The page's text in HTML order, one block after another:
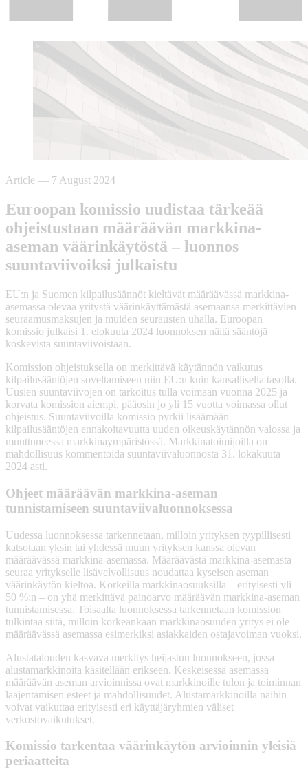
Article — 7 August 2024
Euroopan komissio uudistaa tärkeää
ohjeistustaan määräävän markkina-
aseman väärinkäytöstä – luonnos
suuntaviivoiksi julkaistu
EU:n ja Suomen kilpailusäännöt kieltävät määräävässä markkina-
asemassa olevaa yritystä väärinkäyttämästä asemaansa merkittävien
seuraamusmaksujen ja muiden seurausten uhalla. Euroopan
komissio julkaisi 1. elokuuta 2024 luonnoksen näitä sääntöjä
koskevista suuntaviivoistaan.
Komission ohjeistuksella on merkittävä käytännön vaikutus
kilpailusääntöjen soveltamiseen niin EU:n kuin kansallisella tasolla.
Uusien suuntaviivojen on tarkoitus tulla voimaan vuonna 2025 ja
korvata komission aiempi, pääosin jo yli 15 vuotta voimassa ollut
ohjeistus. Suuntaviivoilla komissio pyrkii lisäämään
kilpailusääntöjen ennakoitavuutta uuden oikeuskäytännön valossa ja
muuttuneessa markkinaympäristössä. Markkinatoimijoilla on
mahdollisuus kommentoida suuntaviivaluonnosta 31. lokakuuta
2024 asti.
Ohjeet määräävän markkina-aseman
tunnistamiseen suuntaviivaluonnoksessa
Uudessa luonnoksessa tarkennetaan, milloin yrityksen tyypillisesti
katsotaan yksin tai yhdessä muun yrityksen kanssa olevan
määräävässä markkina-asemassa. Määräävästä markkina-asemasta
seuraa yritykselle lisävelvollisuus noudattaa kyseisen aseman
väärinkäytön kieltoa. Korkeilla markkinaosuuksilla – erityisesti yli
50 %:n – on yhä merkittävä painoarvo määräävän markkina-aseman
tunnistamisessa. Toisaalta luonnoksessa tarkennetaan komission
tulkintaa siitä, milloin korkeankaan markkinaosuuden yritys ei ole
määräävässä asemassa esimerkiksi asiakkaiden ostajavoiman vuoksi.
Alustatalouden kasvava merkitys heijastuu luonnokseen, jossa
alustamarkkinoita käsitellään erikseen. Keskeisessä asemassa
määräävän aseman arvioinnissa ovat markkinoille tulon ja toiminnan
laajentamisen esteet ja mahdollisuudet. Alustamarkkinoilla näihin
voivat vaikuttaa erityisesti eri käyttäjäryhmien väliset
verkostovaikutukset.
Komissio tarkentaa väärinkäytön arvioinnin yleisiä
periaatteita